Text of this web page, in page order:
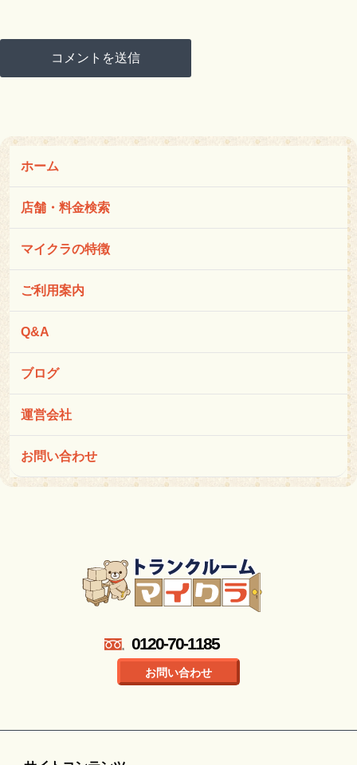
ホーム
店舗・料金検索
マイクラの特徴
ご利用案内
Q&A
ブログ
運営会社
お問い合わせ
0120-70-1185
お問い合わせ